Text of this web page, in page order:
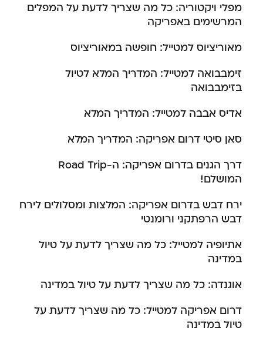
מפלי ויקטוריה: כל מה שצריך לדעת על המפלים
המרשימים באפריקה
מאוריציוס למטייל: חופשה במאוריציוס
זימבבואה למטייל: המדריך המלא לטיול
בזימבבואה
אדיס אבבה למטייל: המדריך המלא
סאן סיטי דרום אפריקה: המדריך המלא
דרך הגנים בדרום אפריקה: ה-Road Trip
המושלם!
ירח דבש בדרום אפריקה: המלצות ומסלולים לירח
דבש הרפתקני ורומנטי
אתיופיה למטייל: כל מה שצריך לדעת על טיול
במדינה
אוגנדה: כל מה שצריך לדעת על טיול במדינה
דרום אפריקה למטייל: כל מה שצריך לדעת על
טיול במדינה